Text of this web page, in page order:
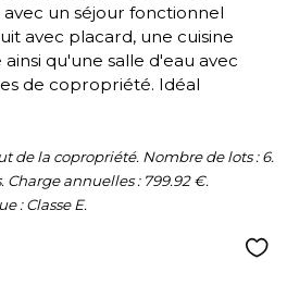
un séjour fonctionnel
avec placard, une cuisine
qu'une salle d'eau avec
de copropriété. Idéal
de la copropriété. Nombre de lots : 6.
Charge annuelles : 799.92 €.
: Classe E.